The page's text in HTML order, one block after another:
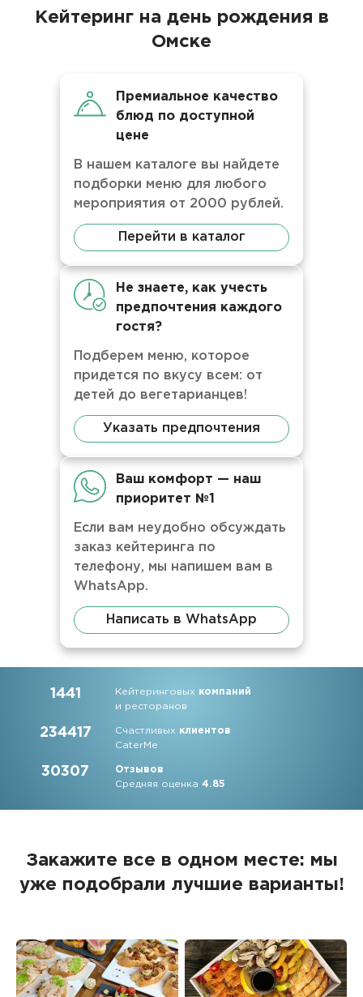
Кейтеринг на день рождения в
Омске
Премиальное качество
блюд по доступной
цене
В нашем каталоге вы найдете
подборки меню для любого
мероприятия от 2000 рублей.
Перейти в каталог
Не знаете, как учесть
предпочтения каждого
гостя?
Подберем меню, которое
придется по вкусу всем: от
детей до вегетарианцев!
Указать предпочтения
Ваш комфорт — наш
приоритет №1
Если вам неудобно обсуждать
заказ кейтеринга по
телефону, мы напишем вам в
WhatsApp.
Написать в WhatsApp
1441 Кейтеринговых компаний
и ресторанов
234417 Счастливых клиентов
CaterMe
30307
Отзывов
Средняя оценка4.85
Закажите все в одном месте: мы
уже подобрали лучшие варианты!